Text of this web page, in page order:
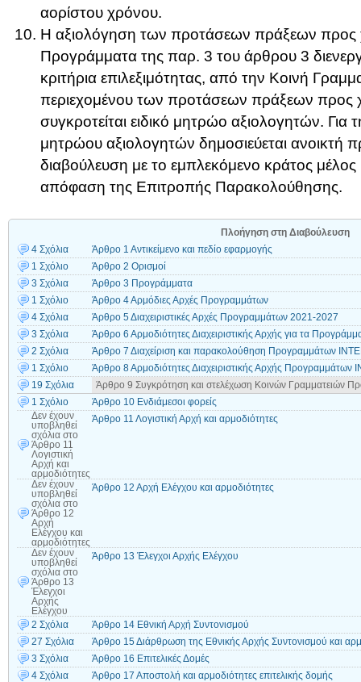
αορίστου χρόνου.
Η αξιολόγηση των προτάσεων πράξεων προς
Προγράμματα της παρ. 3 του άρθρου 3
κριτήρια επιλεξιμότητας, από την Κοινή
περιεχομένου των προτάσεων πράξεων προς
συγκροτείται ειδικό μητρώο αξιολογητών. Για
μητρώου αξιολογητών δημοσιεύεται ανοικτή
διαβούλευση με το εμπλεκόμενο κράτος μέλος
απόφαση της Επιτροπής Παρακολούθησης.
Πλοήγηση στη Διαβούλευση
4 Σχόλια
Άρθρο 1 Αντικείμενο και πεδίο εφαρμογής
1 Σχόλιο
Άρθρο 2 Ορισμοί
3 Σχόλια
Άρθρο 3 Προγράμματα
1 Σχόλιο
Άρθρο 4 Αρμόδιες Αρχές Προγραμμάτων
4 Σχόλια
Άρθρο 5 Διαχειριστικές Αρχές Προγραμμάτων 2021-2027
3 Σχόλια
Άρθρο 6 Αρμοδιότητες Διαχειριστικής Αρχής για τα
2 Σχόλια
Άρθρο 7 Διαχείριση και παρακολούθηση Προγραμμάτων
1 Σχόλιο
Άρθρο 8 Αρμοδιότητες Διαχειριστικής Αρχής
19 Σχόλια
Άρθρο 9 Συγκρότηση και στελέχωση Κοινών Γραμματειών
1 Σχόλιο
Άρθρο 10 Ενδιάμεσοι φορείς
Δεν έχουν
υποβληθεί
σχόλια στο
Άρθρο 11
Λογιστική
Αρχή και
αρμοδιότητες
Άρθρο 11 Λογιστική Αρχή και αρμοδιότητες
Δεν έχουν
υποβληθεί
σχόλια στο
Άρθρο 12
Αρχή
Ελέγχου και
αρμοδιότητες
Άρθρο 12 Αρχή Ελέγχου και αρμοδιότητες
Δεν έχουν
υποβληθεί
σχόλια στο
Άρθρο 13
Έλεγχοι
Αρχής
Ελέγχου
Άρθρο 13 Έλεγχοι Αρχής Ελέγχου
2 Σχόλια
Άρθρο 14 Εθνική Αρχή Συντονισμού
27 Σχόλια
Άρθρο 15 Διάρθρωση της Εθνικής Αρχής Συντονισμού και
3 Σχόλια
Άρθρο 16 Επιτελικές Δομές
4 Σχόλια
Άρθρο 17 Αποστολή και αρμοδιότητες επιτελικής δομής